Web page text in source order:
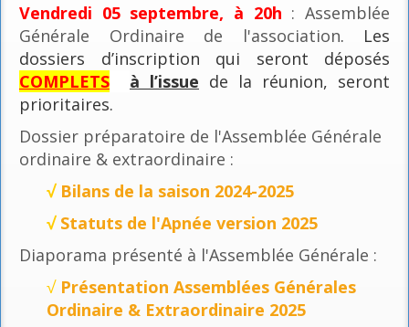
Vendredi 05 septembre, à 20h : Assemblée
Générale Ordinaire de l'association. Les
dossiers d’inscription qui seront déposés
COMPLETS
à l’issue de la réunion, seront
prioritaires.
Dossier préparatoire de l'Assemblée Générale
ordinaire & extraordinaire :
√ Bilans de la saison 2024-2025
√ Statuts de l'Apnée version 2025
Diaporama présenté à l'Assemblée Générale :
√ Présentation Assemblées Générales
Ordinaire & Extraordinaire 2025